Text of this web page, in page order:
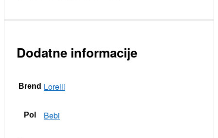
Dodatne informacije
Brend Lorelli
Pol Bebi